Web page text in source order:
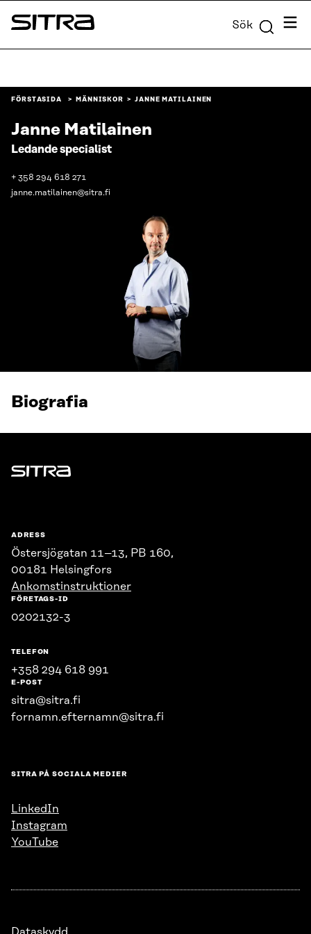
Skip to
content
Sitra Sök Meny
FÖRSTASIDA MÄNNISKOR JANNE MATILAINEN
Janne Matilainen
Ledande specialist
+ 358 294 618 271
janne.matilainen@sitra.fi
Biografia
Sitra
ADRESS
Östersjögatan 11–13, PB 160,
00181 Helsingfors
Ankomstinstruktioner
FÖRETAGS-ID
0202132-3
TELEFON
+358 294 618 991
E-POST
sitra@sitra.fi
fornamn.efternamn@sitra.fi
SITRA PÅ SOCIALA MEDIER
LinkedIn
Instagram
YouTube